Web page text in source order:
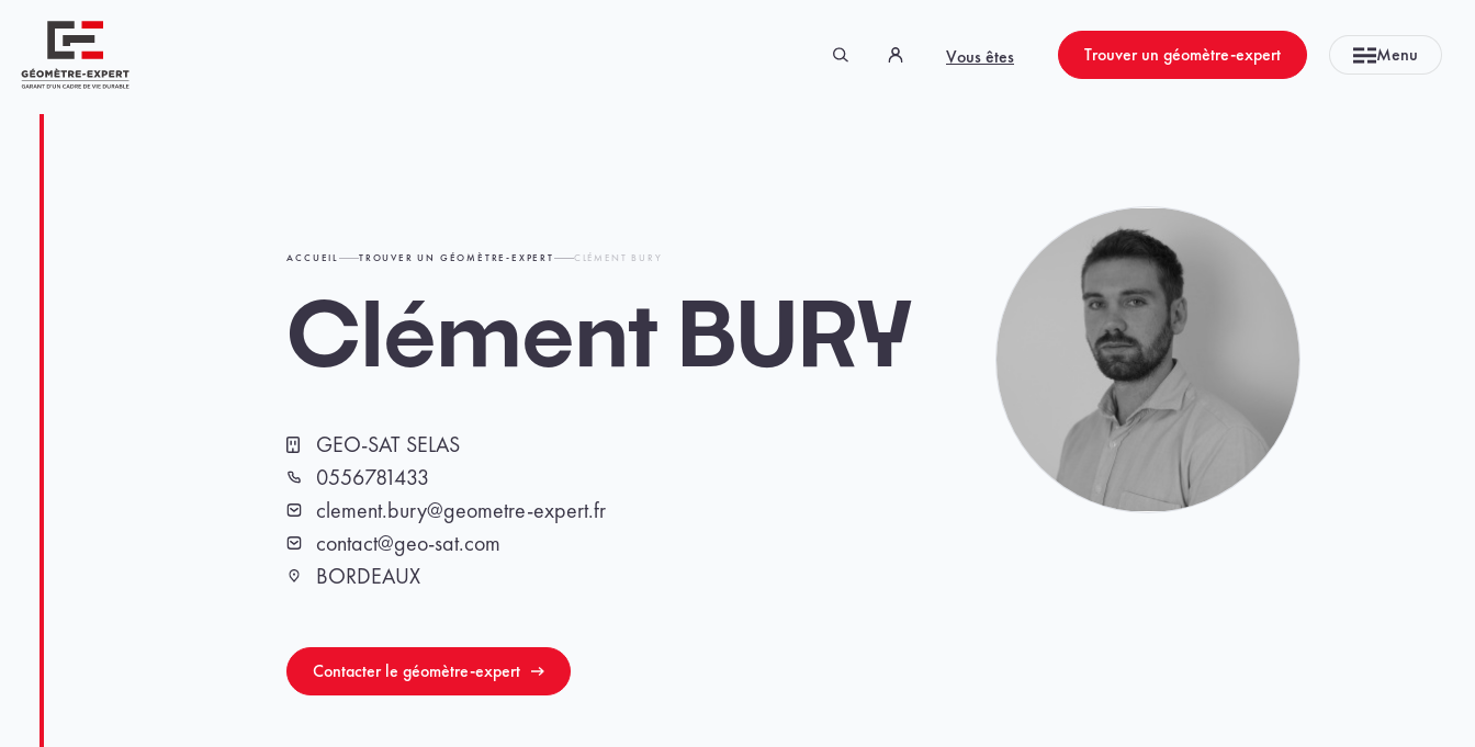
Vous êtes Trouver un géomètre-expert Menu
ACCUEIL TROUVER UN GÉOMÈTRE-EXPERT CLÉMENT BURY
Clément BURY
Cabinet
GEO-SAT SELAS
Téléphone
0556781433
Emailclement.bury@geometre-expert.fr
Emailcontact@geo-sat.com
VilleBORDEAUX
Contacter le géomètre-expert
Panneau de gestion des cookies